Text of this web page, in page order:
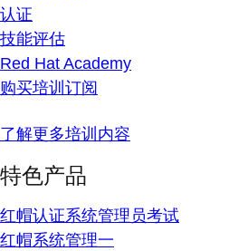
认证
技能评估
Red Hat Academy
购买培训订阅
了解更多培训内容
特色产品
红帽认证系统管理员考试
红帽系统管理一